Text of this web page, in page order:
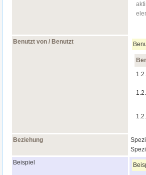
Benutzt von / Benutzt
Beziehung
Beispiel